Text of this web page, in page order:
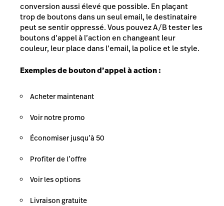
conversion aussi élevé que possible. En plaçant
trop de boutons dans un seul email, le destinataire
peut se sentir oppressé. Vous pouvez A/B tester les
boutons d’appel à l’action en changeant leur
couleur, leur place dans l’email, la police et le style.
Exemples de bouton d’appel à action :
Acheter maintenant
Voir notre promo
Économiser jusqu’à 50
Profiter de l’offre
Voir les options
Livraison gratuite